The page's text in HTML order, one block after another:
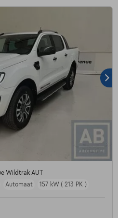
Wildtrak AUT
Automaat 157 kW ( 213 PK )